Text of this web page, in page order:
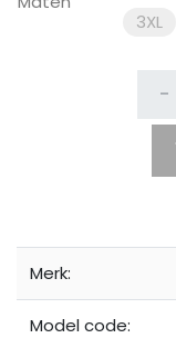
3XL
-
Merk:
Model code: